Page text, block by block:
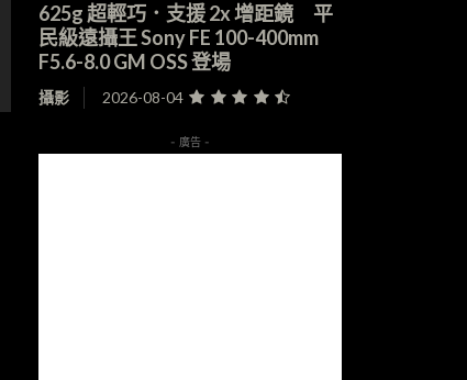
625g 超輕巧．支援 2x 增距鏡 平
民級遠攝王 Sony FE 100-400mm
F5.6-8.0 GM OSS 登場
攝影 2026-08-04
- 廣告 -